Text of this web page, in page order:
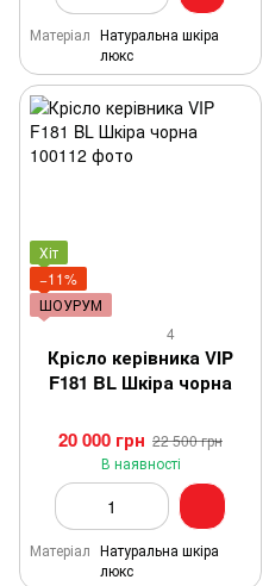
Матеріал Натуральна шкіра
люкс
Хіт
−11%
ШОУРУМ
4
Крісло керівника VIP
F181 BL Шкіра чорна
20 000 грн 22 500 грн
В наявності
Матеріал Натуральна шкіра
люкс